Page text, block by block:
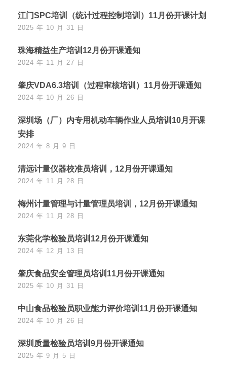
江门SPC培训（统计过程控制培训）11月份开课计划
2025 年 10 月 31 日
珠海精益生产培训12月份开课通知
2024 年 11 月 27 日
肇庆VDA6.3培训（过程审核培训）11月份开课通知
2024 年 10 月 26 日
深圳场（厂）内专用机动车辆作业人员培训10月开课
安排
2024 年 8 月 9 日
清远计量仪器校准员培训，12月份开课通知
2024 年 11 月 28 日
梅州计量管理与计量管理员培训，12月份开课通知
2024 年 11 月 28 日
东莞化学检验员培训12月份开课通知
2024 年 12 月 13 日
肇庆食品安全管理员培训11月份开课通知
2025 年 10 月 31 日
中山食品检验员职业能力评价培训11月份开课通知
2024 年 10 月 26 日
深圳质量检验员培训9月份开课通知
2025 年 9 月 5 日